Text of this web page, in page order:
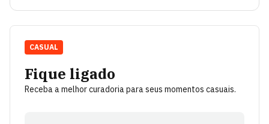
Fique ligado
Receba a melhor curadoria para seus momentos casuais.
CASUAL